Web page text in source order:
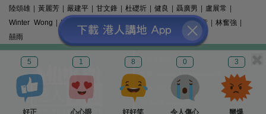
5
好正
1
心心眼
8
好好笑
0
令人傷心
3
嬲爆
陸頌雄
黃麗芳 嚴建平 甘文鋒 杜礎圻 健良 聶廣男 盧展常
Winter Wong
K2 梁文新 羅崑 姚銘 精選文章 林奮強
囍雨
© 港人講地
電郵: speakout@speakout.hk
傳真: 85228041301